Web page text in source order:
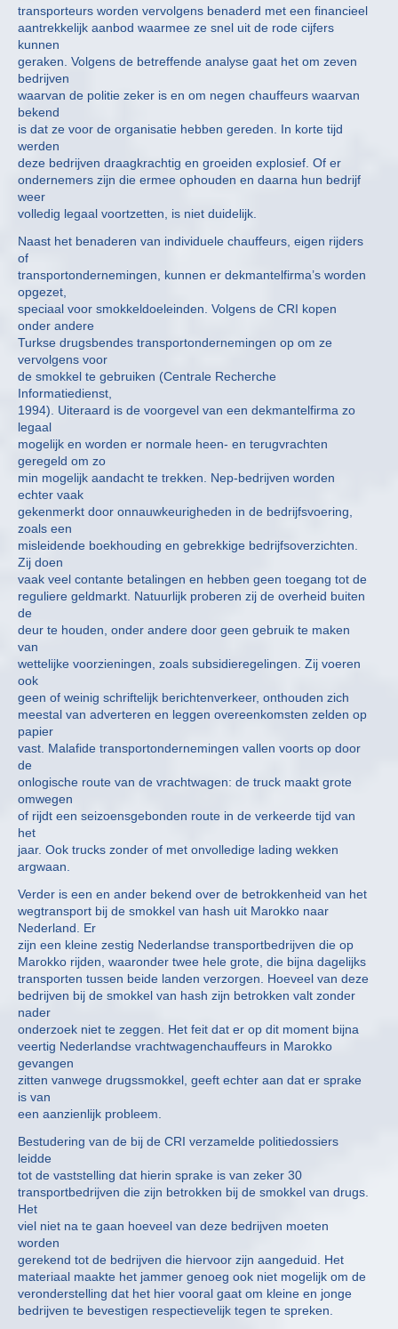
transporteurs worden vervolgens benaderd met een financieel
aantrekkelijk aanbod waarmee ze snel uit de rode cijfers
kunnen
geraken. Volgens de betreffende analyse gaat het om zeven
bedrijven
waarvan de politie zeker is en om negen chauffeurs waarvan
bekend
is dat ze voor de organisatie hebben gereden. In korte tijd
werden
deze bedrijven draagkrachtig en groeiden explosief. Of er
ondernemers zijn die ermee ophouden en daarna hun bedrijf
weer
volledig legaal voortzetten, is niet duidelijk.
Naast het benaderen van individuele chauffeurs, eigen rijders
of
transportondernemingen, kunnen er dekmantelfirma’s worden
opgezet,
speciaal voor smokkeldoeleinden. Volgens de CRI kopen
onder andere
Turkse drugsbendes transportondernemingen op om ze
vervolgens voor
de smokkel te gebruiken (Centrale Recherche
Informatiedienst,
1994). Uiteraard is de voorgevel van een dekmantelfirma zo
legaal
mogelijk en worden er normale heen- en terugvrachten
geregeld om zo
min mogelijk aandacht te trekken. Nep-bedrijven worden
echter vaak
gekenmerkt door onnauwkeurigheden in de bedrijfsvoering,
zoals een
misleidende boekhouding en gebrekkige bedrijfsoverzichten.
Zij doen
vaak veel contante betalingen en hebben geen toegang tot de
reguliere geldmarkt. Natuurlijk proberen zij de overheid buiten
de
deur te houden, onder andere door geen gebruik te maken
van
wettelijke voorzieningen, zoals subsidieregelingen. Zij voeren
ook
geen of weinig schriftelijk berichtenverkeer, onthouden zich
meestal van adverteren en leggen overeenkomsten zelden op
papier
vast. Malafide transportondernemingen vallen voorts op door
de
onlogische route van de vrachtwagen: de truck maakt grote
omwegen
of rijdt een seizoensgebonden route in de verkeerde tijd van
het
jaar. Ook trucks zonder of met onvolledige lading wekken
argwaan.
Verder is een en ander bekend over de betrokkenheid van het
wegtransport bij de smokkel van hash uit Marokko naar
Nederland. Er
zijn een kleine zestig Nederlandse transportbedrijven die op
Marokko rijden, waaronder twee hele grote, die bijna dagelijks
transporten tussen beide landen verzorgen. Hoeveel van deze
bedrijven bij de smokkel van hash zijn betrokken valt zonder
nader
onderzoek niet te zeggen. Het feit dat er op dit moment bijna
veertig Nederlandse vrachtwagenchauffeurs in Marokko
gevangen
zitten vanwege drugssmokkel, geeft echter aan dat er sprake
is van
een aanzienlijk probleem.
Bestudering van de bij de CRI verzamelde politiedossiers
leidde
tot de vaststelling dat hierin sprake is van zeker 30
transportbedrijven die zijn betrokken bij de smokkel van drugs.
Het
viel niet na te gaan hoeveel van deze bedrijven moeten
worden
gerekend tot de bedrijven die hiervoor zijn aangeduid. Het
materiaal maakte het jammer genoeg ook niet mogelijk om de
veronderstelling dat het hier vooral gaat om kleine en jonge
bedrijven te bevestigen respectievelijk tegen te spreken.